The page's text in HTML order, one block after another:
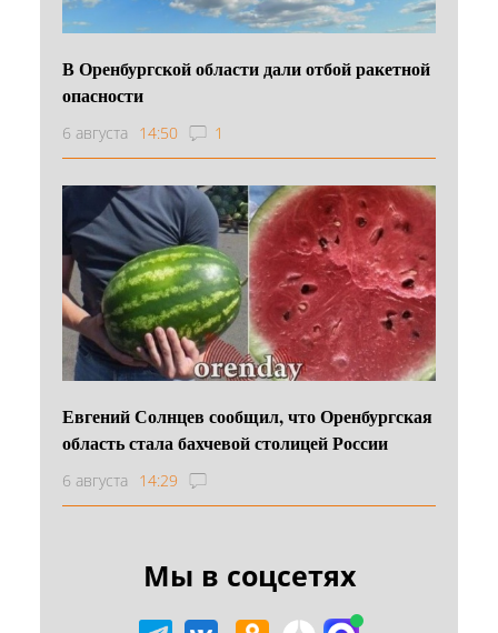
В Оренбургской области дали отбой ракетной
опасности
6 августа 14:50 1
Евгений Солнцев сообщил, что Оренбургская
область стала бахчевой столицей России
6 августа 14:29
Мы в соцсетях